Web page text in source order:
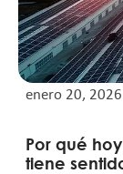
enero 20, 2026
Por qué
tiene